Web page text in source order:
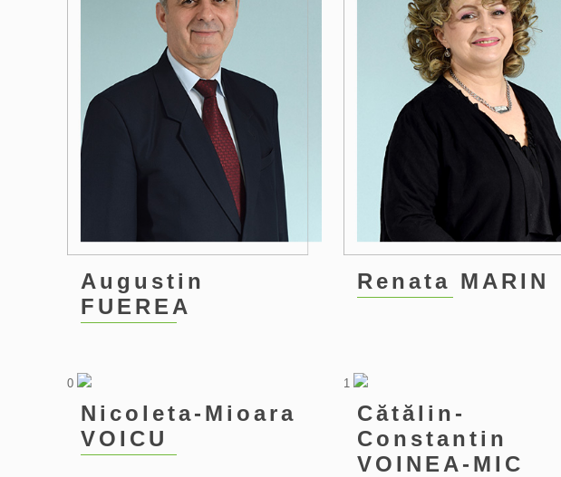
Augustin
FUEREA
Renata MARIN
0
Nicoleta-Mioara
VOICU
1
Cătălin-
Constantin
VOINEA-MIC